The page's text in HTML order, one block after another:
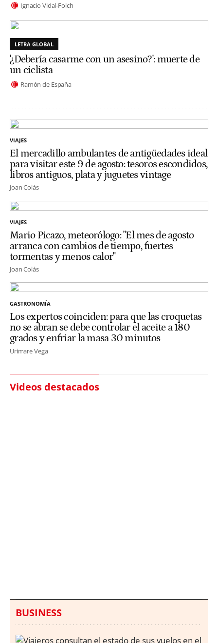
Ignacio Vidal-Folch
LETRA GLOBAL
'¿Debería casarme con un asesino?': muerte de
un ciclista
Ramón de España
VIAJES
El mercadillo ambulantes de antigüedades ideal
para visitar este 9 de agosto: tesoros escondidos,
libros antiguos, plata y juguetes vintage
Joan Colás
VIAJES
Mario Picazo, meteorólogo: "El mes de agosto
arranca con cambios de tiempo, fuertes
tormentas y menos calor"
Joan Colás
GASTRONOMÍA
Los expertos coinciden: para que las croquetas
no se abran se debe controlar el aceite a 180
grados y enfriar la masa 30 minutos
Urimare Vega
Videos destacados
BUSINESS